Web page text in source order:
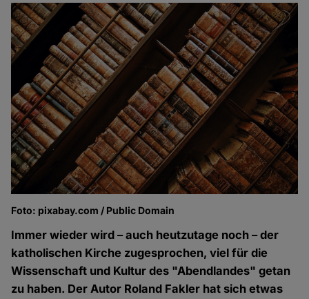
Foto: pixabay.com / Public Domain
Immer wieder wird – auch heutzutage noch – der
katholischen Kirche zugesprochen, viel für die
Wissenschaft und Kultur des "Abendlandes" getan
zu haben. Der Autor Roland Fakler hat sich etwas